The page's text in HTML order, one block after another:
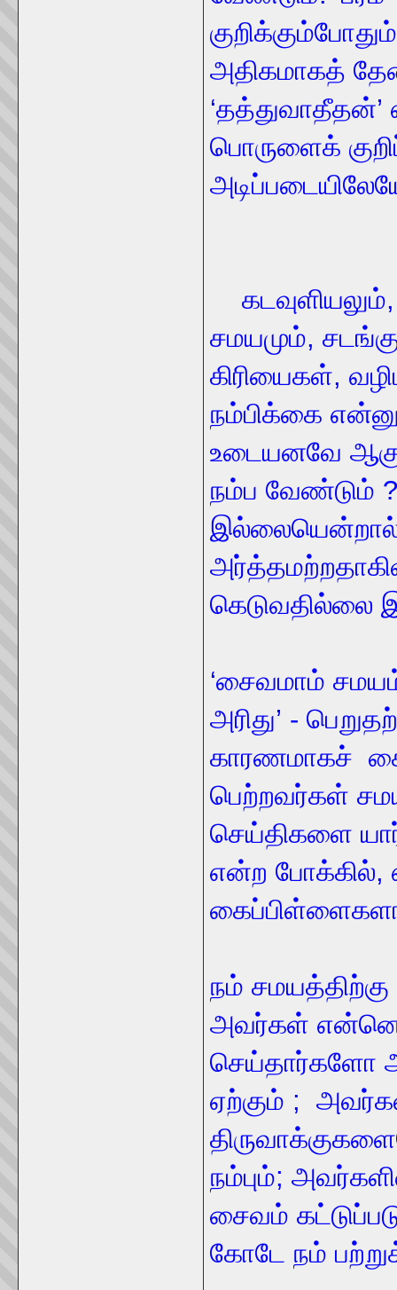
அதிகமாகத்
பொருளைக்
சமயமும்,
கிரியைகள்,
நம்பிக்கை
உடையனவே
நம்ப வேண்டும்
இல்லையென்றால்
கெடுவதில்லை
‘சைவமாம்
அரிது’ -
காரணமாகச்
பெற்றவர்கள்
செய்திகளை
என்ற போக்கில்,
நம்
அவர்கள்
செய்தார்களோ
ஏற்கும் ;
நம்பும்;
சைவம்
கோடே நம்